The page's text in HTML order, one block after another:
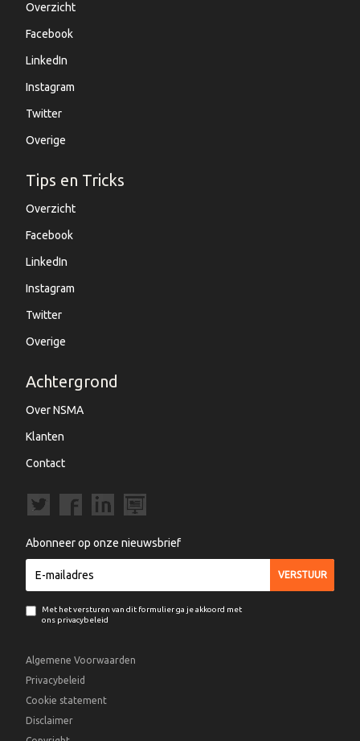
Overzicht
Facebook
LinkedIn
Instagram
Twitter
Overige
Tips en Tricks
Overzicht
Facebook
LinkedIn
Instagram
Twitter
Overige
Achtergrond
Over NSMA
Klanten
Contact
Abonneer op onze nieuwsbrief
Met het versturen van dit formulier ga je akkoord met
ons privacybeleid
Algemene Voorwaarden
Privacybeleid
Cookie statement
Disclaimer